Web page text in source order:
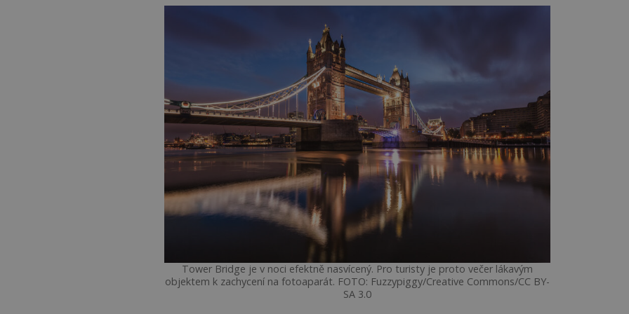
Tower Bridge je v noci efektně nasvícený. Pro turisty je proto večer lákavým
objektem k zachycení na fotoaparát. FOTO: Fuzzypiggy/Creative Commons/CC BY-
SA 3.0